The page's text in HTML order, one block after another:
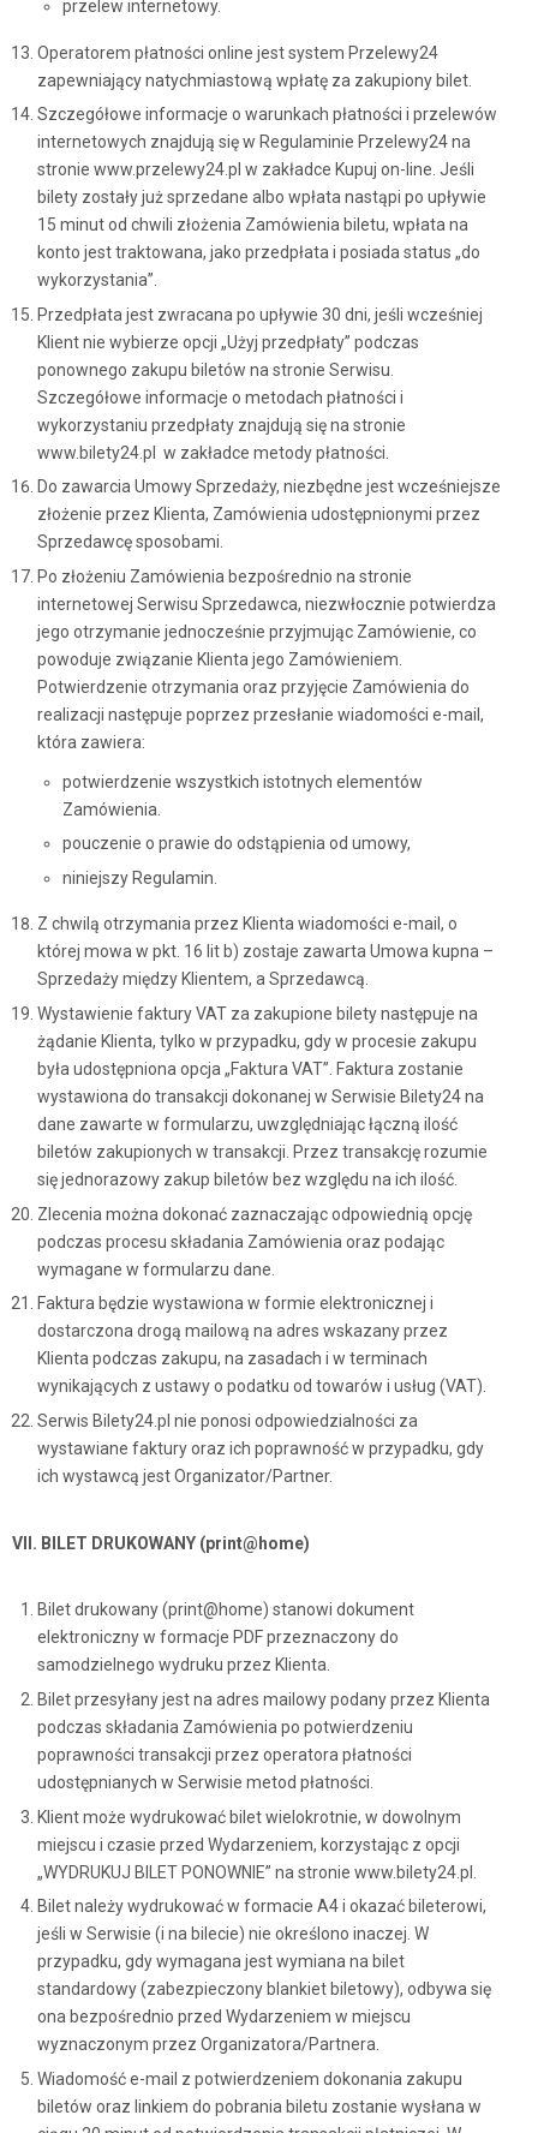
przelew internetowy.
Operatorem płatności online jest system Przelewy24
zapewniający natychmiastową wpłatę za zakupiony bilet.
Szczegółowe informacje o warunkach płatności i przelewów
internetowych znajdują się w Regulaminie Przelewy24 na
stronie www.przelewy24.pl w zakładce Kupuj on-line. Jeśli
bilety zostały już sprzedane albo wpłata nastąpi po upływie
15 minut od chwili złożenia Zamówienia biletu, wpłata na
konto jest traktowana, jako przedpłata i posiada status „do
wykorzystania”.
Przedpłata jest zwracana po upływie 30 dni, jeśli wcześniej
Klient nie wybierze opcji „Użyj przedpłaty” podczas
ponownego zakupu biletów na stronie Serwisu.
Szczegółowe informacje o metodach płatności i
wykorzystaniu przedpłaty znajdują się na stronie
www.bilety24.pl w zakładce metody płatności.
Do zawarcia Umowy Sprzedaży, niezbędne jest wcześniejsze
złożenie przez Klienta, Zamówienia udostępnionymi przez
Sprzedawcę sposobami.
Po złożeniu Zamówienia bezpośrednio na stronie
internetowej Serwisu Sprzedawca, niezwłocznie potwierdza
jego otrzymanie jednocześnie przyjmując Zamówienie, co
powoduje związanie Klienta jego Zamówieniem.
Potwierdzenie otrzymania oraz przyjęcie Zamówienia do
realizacji następuje poprzez przesłanie wiadomości e-mail,
która zawiera:
potwierdzenie wszystkich istotnych elementów
Zamówienia.
pouczenie o prawie do odstąpienia od umowy,
niniejszy Regulamin.
Z chwilą otrzymania przez Klienta wiadomości e-mail, o
której mowa w pkt. 16 lit b) zostaje zawarta Umowa kupna –
Sprzedaży między Klientem, a Sprzedawcą.
Wystawienie faktury VAT za zakupione bilety następuje na
żądanie Klienta, tylko w przypadku, gdy w procesie zakupu
była udostępniona opcja „Faktura VAT”. Faktura zostanie
wystawiona do transakcji dokonanej w Serwisie Bilety24 na
dane zawarte w formularzu, uwzględniając łączną ilość
biletów zakupionych w transakcji. Przez transakcję rozumie
się jednorazowy zakup biletów bez względu na ich ilość.
Zlecenia można dokonać zaznaczając odpowiednią opcję
podczas procesu składania Zamówienia oraz podając
wymagane w formularzu dane.
Faktura będzie wystawiona w formie elektronicznej i
dostarczona drogą mailową na adres wskazany przez
Klienta podczas zakupu, na zasadach i w terminach
wynikających z ustawy o podatku od towarów i usług (VAT).
Serwis Bilety24.pl nie ponosi odpowiedzialności za
wystawiane faktury oraz ich poprawność w przypadku, gdy
ich wystawcą jest Organizator/Partner.
VII. BILET DRUKOWANY (print@home)
Bilet drukowany (print@home) stanowi dokument
elektroniczny w formacje PDF przeznaczony do
samodzielnego wydruku przez Klienta.
Bilet przesyłany jest na adres mailowy podany przez Klienta
podczas składania Zamówienia po potwierdzeniu
poprawności transakcji przez operatora płatności
udostępnianych w Serwisie metod płatności.
Klient może wydrukować bilet wielokrotnie, w dowolnym
miejscu i czasie przed Wydarzeniem, korzystając z opcji
„WYDRUKUJ BILET PONOWNIE” na stronie www.bilety24.pl.
Bilet należy wydrukować w formacie A4 i okazać bileterowi,
jeśli w Serwisie (i na bilecie) nie określono inaczej. W
przypadku, gdy wymagana jest wymiana na bilet
standardowy (zabezpieczony blankiet biletowy), odbywa się
ona bezpośrednio przed Wydarzeniem w miejscu
wyznaczonym przez Organizatora/Partnera.
Wiadomość e-mail z potwierdzeniem dokonania zakupu
biletów oraz linkiem do pobrania biletu zostanie wysłana w